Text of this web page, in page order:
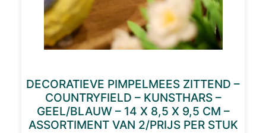
DECORATIEVE PIMPELMEES ZITTEND –
COUNTRYFIELD – KUNSTHARS –
GEEL/BLAUW – 14 X 8,5 X 9,5 CM –
ASSORTIMENT VAN 2/PRIJS PER STUK